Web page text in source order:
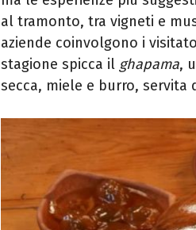
al tramonto, tra vigneti e
aziende coinvolgono i
stagione spicca il ghapama,
secca, miele e burro,